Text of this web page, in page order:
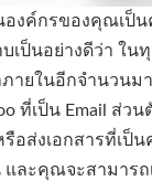
องค์กรของคุณเป็น
เป็นอย่างดีว่า ใน
ายในอีกจำนวนม
ที่เป็น Email ส่
อส่งเอกสารที่เป็น
ละคุณจะสามารถ